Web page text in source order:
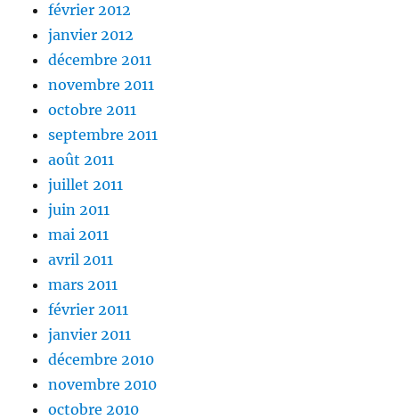
février 2012
janvier 2012
décembre 2011
novembre 2011
octobre 2011
septembre 2011
août 2011
juillet 2011
juin 2011
mai 2011
avril 2011
mars 2011
février 2011
janvier 2011
décembre 2010
novembre 2010
octobre 2010